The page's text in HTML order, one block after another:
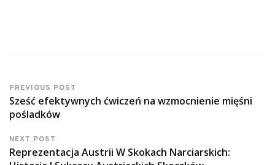
PREVIOUS POST
Sześć efektywnych ćwiczeń na wzmocnienie mięśni
pośladków
NEXT POST
Reprezentacja Austrii W Skokach Narciarskich: